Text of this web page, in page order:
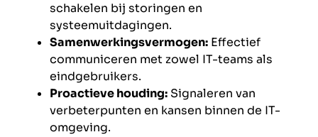
schakelen bij storingen en
systeemuitdagingen.
Samenwerkingsvermogen: Effectief
communiceren met zowel IT-teams als
eindgebruikers.
Proactieve houding: Signaleren van
verbeterpunten en kansen binnen de IT-
omgeving.